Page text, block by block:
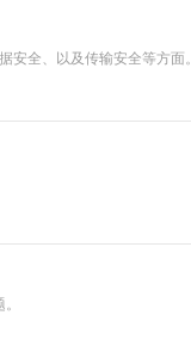
全、以及传输安全等方面。